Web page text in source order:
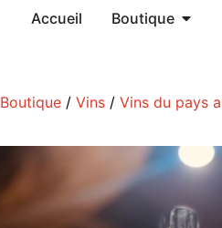
Accueil Boutique
Boutique /Vins /Vins du pays